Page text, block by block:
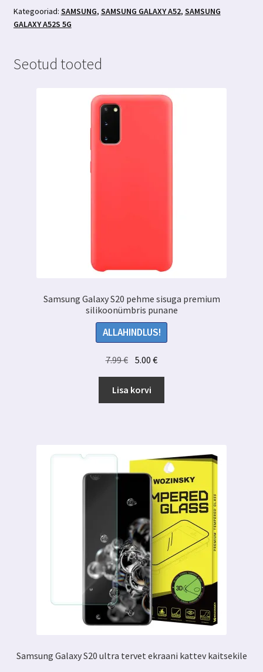
A52s
kaamera
Lens
Kategooriad: SAMSUNG, SAMSUNG GALAXY A52, SAMSUNG
GALAXY A52S 5G
Seotud tooted
Samsung Galaxy S20 pehme sisuga premium
silikoonümbris punane
ALLAHINDLUS!
7.99€ Algne
oli:
7.99 €.
5.00€Praegune
5.00 €.
Lisa korvi
Samsung Galaxy S20 ultra tervet ekraani kattev kaitsekile